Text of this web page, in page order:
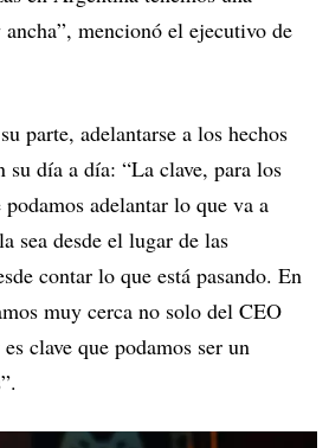
mencionó el ejecutivo de
parte, adelantarse a los hechos
su día a día: “La clave, para los
adelantar lo que va a
sea desde el lugar de las
contar lo que está pasando. En
muy cerca no solo del CEO
clave que podamos ser un